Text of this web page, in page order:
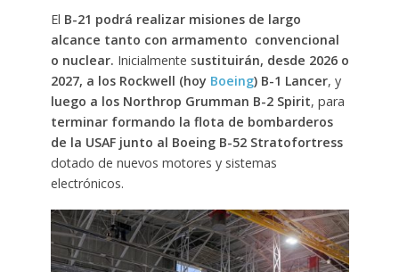
El B-21 podrá realizar misiones de largo
alcance tanto con armamento convencional
o nuclear. Inicialmente sustituirán, desde 2026 o
2027, a los Rockwell (hoy Boeing) B-1 Lancer, y
luego a los Northrop Grumman B-2 Spirit, para
terminar formando la flota de bombarderos
de la USAF junto al Boeing B-52 Stratofortress
dotado de nuevos motores y sistemas
electrónicos.